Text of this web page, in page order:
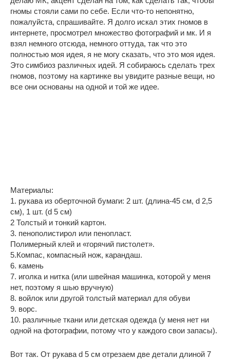
гномы стояли сами по себе. Если что-то непонятно,
пожалуйста, спрашивайте. Я долго искал этих гномов в
интернете, просмотрел множество фотографий и мк. И я
взял немного отсюда, немного оттуда, так что это
полностью моя идея, я не могу сказать, что это моя идея.
Это симбиоз различных идей. Я собираюсь сделать трех
гномов, поэтому на картинке вы увидите разные вещи, но
все они основаны на одной и той же идее.
Материалы:
1. рукава из оберточной бумаги: 2 шт. (длина-45 см, d 2,5
см), 1 шт. (d 5 см)
2 Толстый и тонкий картон.
3. пенополистирол или пенопласт.
Полимерный клей и «горячий пистолет».
5.Компас, компасный нож, карандаш.
6. камень
7. иголка и нитка (или швейная машинка, которой у меня
нет, поэтому я шью вручную)
8. войлок или другой толстый материал для обуви
9. ворс.
10. различные ткани или детская одежда (у меня нет ни
одной на фотографии, потому что у каждого свои запасы).
Вот так. От рукава d 5 см отрезаем две детали длиной 7